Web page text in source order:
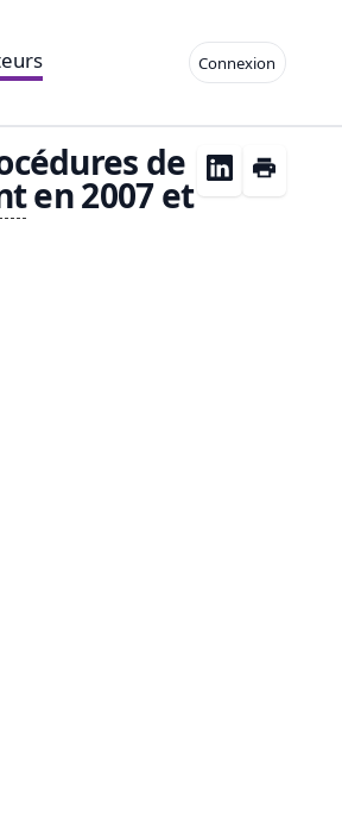
Connexion
de
en 2007 et